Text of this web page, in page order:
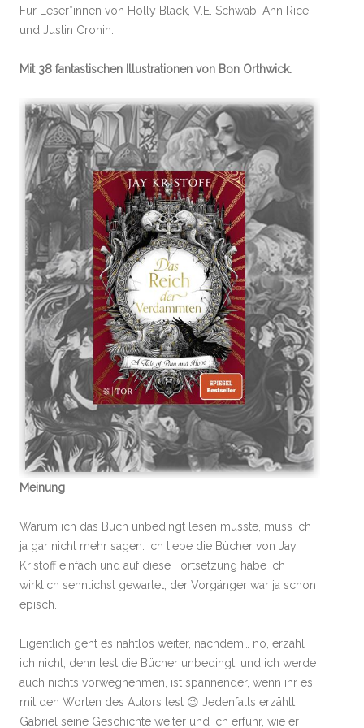
Für Leser*innen von Holly Black, V.E. Schwab, Ann Rice
und Justin Cronin.
Mit 38 fantastischen Illustrationen von Bon Orthwick.
Meinung
Warum ich das Buch unbedingt lesen musste, muss ich
ja gar nicht mehr sagen. Ich liebe die Bücher von Jay
Kristoff einfach und auf diese Fortsetzung habe ich
wirklich sehnlichst gewartet, der Vorgänger war ja schon
episch.
Eigentlich geht es nahtlos weiter, nachdem… nö, erzähl
ich nicht, denn lest die Bücher unbedingt, und ich werde
auch nichts vorwegnehmen, ist spannender, wenn ihr es
mit den Worten des Autors lest 😉 Jedenfalls erzählt
Gabriel seine Geschichte weiter und ich erfuhr, wie er